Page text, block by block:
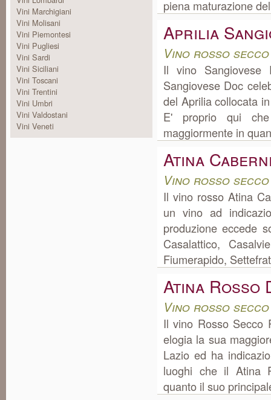
Vini Marchigiani
Vini Molisani
Vini Piemontesi
Vini Pugliesi
Vini Sardi
Vini Siciliani
Vini Toscani
Vini Trentini
Vini Umbri
Vini Valdostani
Vini Veneti
piena maturazione
Aprilia
Vino rosso
Il vino
Sangiovese Doc
del Aprilia collocata
E' proprio qui
maggiormente in
Atina
Vino rosso
Il vino rosso Atina
un vino ad
produzione eccede
Casalattico,
Fiumerapido,
Atina Rosso
Vino rosso
Il vino Rosso Secco
elogia la sua
Lazio ed ha
luoghi che il Atina
quanto il suo